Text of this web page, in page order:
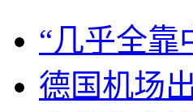
“几乎全靠
德国机场